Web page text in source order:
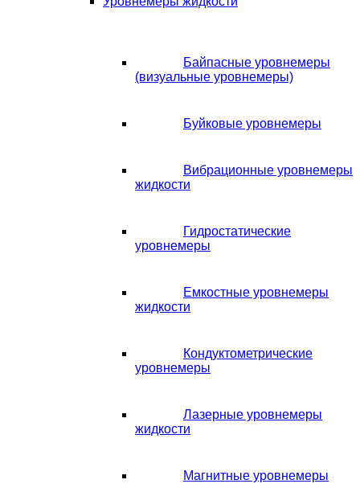
Байпасные уровнемеры
(визуальные уровнемеры)
Буйковые уровнемеры
Вибрационные уровнемеры
жидкости
Гидростатические
уровнемеры
Емкостные уровнемеры
жидкости
Кондуктометрические
уровнемеры
Лазерные уровнемеры
жидкости
Магнитные уровнемеры